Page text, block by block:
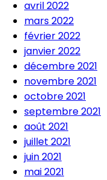
avril 2022
mars 2022
février 2022
janvier 2022
décembre 2021
novembre 2021
octobre 2021
septembre 2021
août 2021
juillet 2021
juin 2021
mai 2021